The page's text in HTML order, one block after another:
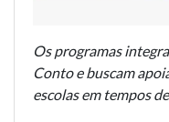
Os programas
Conto e buscam
escolas em tempos